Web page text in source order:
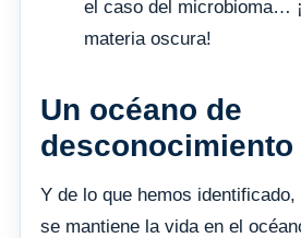
el caso del microbioma…
materia oscura!
Un océano de
desconocimiento
Y de lo que hemos
se mantiene la vida en el